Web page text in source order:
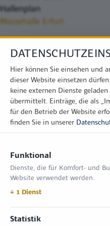
Hallenplan
Messehalle Erfurt
Zimper Media GmbH
Reinhardtstr. 31, 10117 Berlin
Tel.: +49 (0) 30 814 50 12 600
office@kommunal.de
ÖFFNUNGSZEITEN
Hier können Sie einsehen und
dieser Website einsetzen
keine externen Dienste
übermittelt. Einträge, die als
für den Betrieb der Website
finden Sie in unserer
Funktional
Dienste, die für Komfort- und
Website verwendet werden.
↓ 1 Dienst
Statistik